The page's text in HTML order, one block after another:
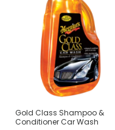
Gold Class Shampoo &
Conditioner Car Wash